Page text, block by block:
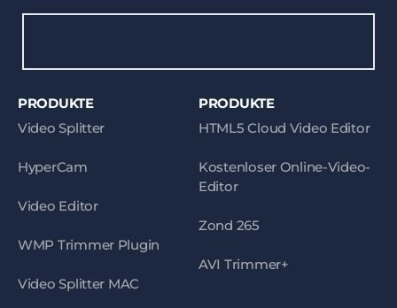
PRODUKTE
Video Splitter
HyperCam
Video Editor
WMP Trimmer Plugin
Video Splitter MAC
PRODUKTE
HTML5 Cloud Video Editor
Kostenloser Online-Video-
Editor
Zond 265
AVI Trimmer+